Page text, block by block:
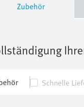
Zubehör
Schnelle